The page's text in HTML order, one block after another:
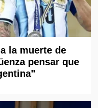
la muerte de
pensar que